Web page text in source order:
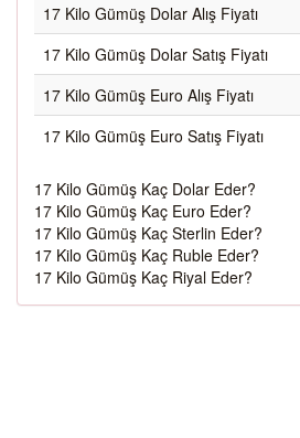
17 Kilo Gümüş Dolar Alış Fiyatı
17 Kilo Gümüş Dolar Satış Fiyatı
17 Kilo Gümüş Euro Alış Fiyatı
17 Kilo Gümüş Euro Satış Fiyatı
17 Kilo Gümüş Kaç Dolar Eder?
17 Kilo Gümüş Kaç Euro Eder?
17 Kilo Gümüş Kaç Sterlin Eder?
17 Kilo Gümüş Kaç Ruble Eder?
17 Kilo Gümüş Kaç Riyal Eder?